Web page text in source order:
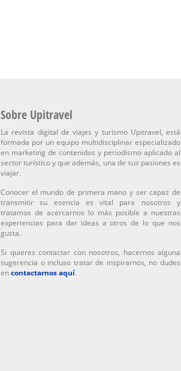
Sobre Upitravel
La revista digital de viajes y turismo Upitravel, está
formada por un equipo multidisciplinar especializado
en marketing de contenidos y periodismo aplicado al
sector turístico y que además, una de sus pasiones es
viajar.
Conocer el mundo de primera mano y ser capaz de
transmitir su esencia es vital para nosotros y
tratamos de acercarnos lo más posible a nuestras
experiencias para dar ideas a otros de lo que nos
gusta.
Si quieres contactar con nosotros, hacernos alguna
sugerencia o incluso tratar de inspirarnos, no dudes
encontactarnos aquí.